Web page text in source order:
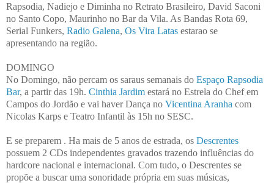
Rapsodia, Nadiejo e Diminha no Retrato Brasileiro, David Saconi
no Santo Copo, Maurinho no Bar da Vila. As Bandas Rota 69,
Serial Funkers, Radio Galena, Os Vira Latas estarao se
apresentando na região.
DOMINGO
No Domingo, não percam os saraus semanais do Espaço Rapsodia
Bar, a partir das 19h. Cinthia Jardim estará no Estrela do Chef em
Campos do Jordão e vai haver Dança no Vicentina Aranha com
Nicolas Karps e Teatro Infantil às 15h no SESC.
E se preparem . Ha mais de 5 anos de estrada, os Descrentes
possuem 2 CDs independentes gravados trazendo influências do
hardcore nacional e internacional. Com tudo, o Descrentes se
propõe a buscar uma sonoridade própria em suas músicas,